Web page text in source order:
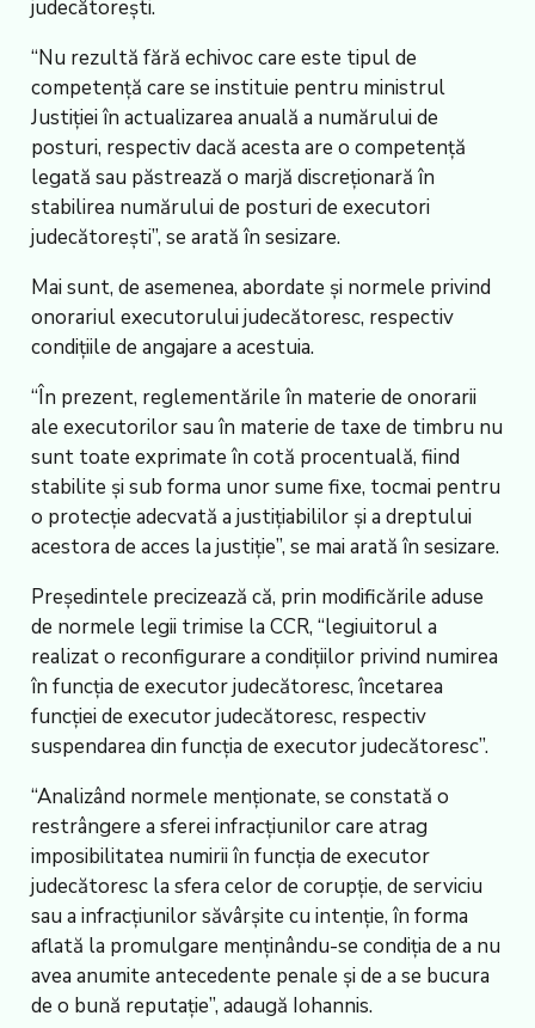
judecătoreşti.
“Nu rezultă fără echivoc care este tipul de
competenţă care se instituie pentru ministrul
Justiţiei în actualizarea anuală a numărului de
posturi, respectiv dacă acesta are o competenţă
legată sau păstrează o marjă discreţionară în
stabilirea numărului de posturi de executori
judecătoreşti”, se arată în sesizare.
Mai sunt, de asemenea, abordate şi normele privind
onorariul executorului judecătoresc, respectiv
condiţiile de angajare a acestuia.
“În prezent, reglementările în materie de onorarii
ale executorilor sau în materie de taxe de timbru nu
sunt toate exprimate în cotă procentuală, fiind
stabilite şi sub forma unor sume fixe, tocmai pentru
o protecţie adecvată a justiţiabililor şi a dreptului
acestora de acces la justiţie”, se mai arată în sesizare.
Preşedintele precizează că, prin modificările aduse
de normele legii trimise la CCR, “legiuitorul a
realizat o reconfigurare a condiţiilor privind numirea
în funcţia de executor judecătoresc, încetarea
funcţiei de executor judecătoresc, respectiv
suspendarea din funcţia de executor judecătoresc”.
“Analizând normele menţionate, se constată o
restrângere a sferei infracţiunilor care atrag
imposibilitatea numirii în funcţia de executor
judecătoresc la sfera celor de corupţie, de serviciu
sau a infracţiunilor săvârşite cu intenţie, în forma
aflată la promulgare menţinându-se condiţia de a nu
avea anumite antecedente penale şi de a se bucura
de o bună reputaţie”, adaugă Iohannis.